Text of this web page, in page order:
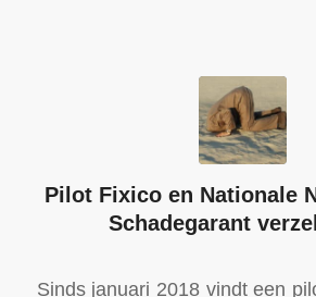
Pilot Fixico en Nationale
Schadegarant
Sinds januari 2018 vindt een